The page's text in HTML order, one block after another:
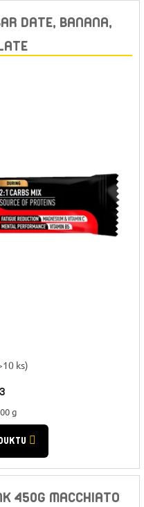
DATE, BANANA,
ks)
g
450G MACCHIATO